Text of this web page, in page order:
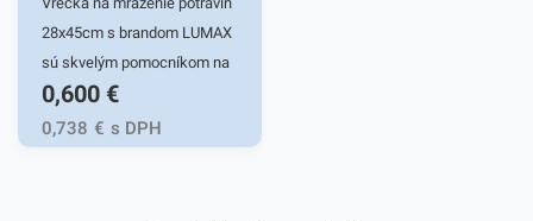
28x45cm s brandom LUMAX
sú skvelým pomocníkom na
dlhodobé uskladnenie a
mrazenie potravín so
zachovaním vlastností a bez
0,600 €
0,738 € s DPH